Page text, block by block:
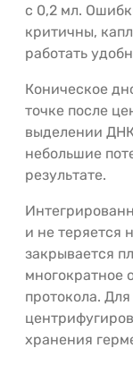
с 0,2 мл.
критичны,
работать
Коническое
точке после
выделении
небольшие
результате.
и не теряется
закрывается
многократное
протокола.
хранения